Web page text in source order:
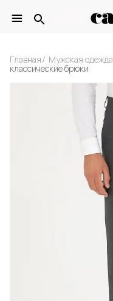
Главная Мужская одежда
классические брюки